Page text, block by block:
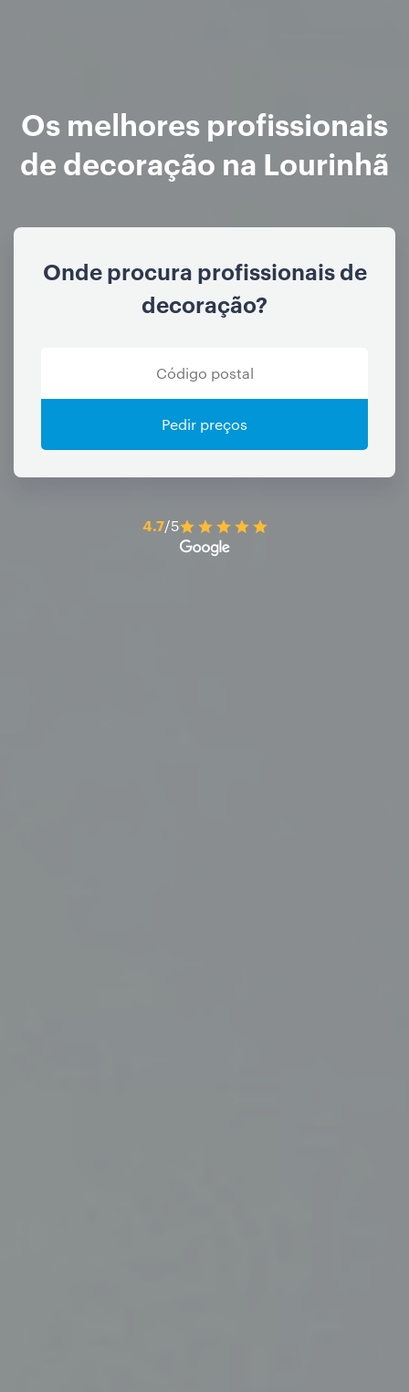
Os melhores profissionais
de decoração na Lourinhã
Onde procura profissionais de
decoração?
Pedir preços
4.7/5